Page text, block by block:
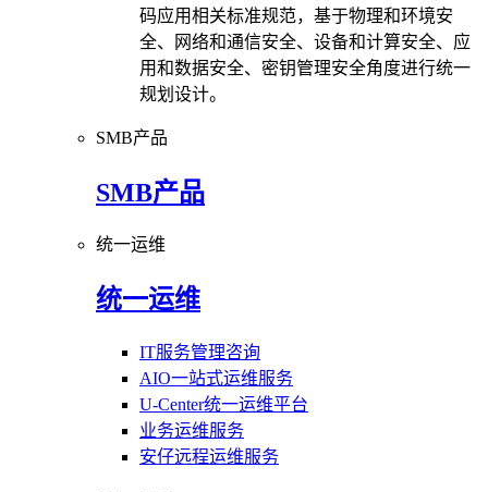
码应用相关标准规范，基于物理和环境安
全、网络和通信安全、设备和计算安全、应
用和数据安全、密钥管理安全角度进行统一
规划设计。
SMB产品
SMB产品
统一运维
统一运维
IT服务管理咨询
AIO一站式运维服务
U-Center统一运维平台
业务运维服务
安仔远程运维服务